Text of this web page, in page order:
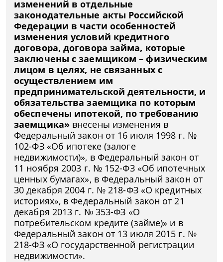
изменений в отдельные
законодательные акты Российской
Федерации в части особенностей
изменения условий кредитного
договора, договора займа, которые
заключены с заемщиком – физическим
лицом в целях, не связанных с
осуществлением им
предпринимательской деятельности, и
обязательства заемщика по которым
обеспечены ипотекой, по требованию
заемщика»внесены изменения в
Федеральный закон от 16 июля 1998 г. №
102-ФЗ «Об ипотеке (залоге
недвижимости)», в Федеральный закон от
11 ноября 2003 г. № 152-ФЗ «Об ипотечных
ценных бумагах», в Федеральный закон от
30 декабря 2004 г. № 218-ФЗ «О кредитных
историях», в Федеральный закон от 21
декабря 2013 г. № 353-ФЗ «О
потребительском кредите (займе)» и в
Федеральный закон от 13 июля 2015 г. №
218-ФЗ «О государственной регистрации
недвижимости».